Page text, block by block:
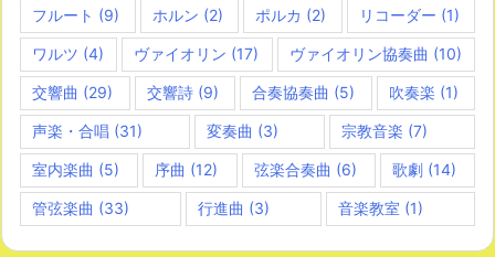
フルート (9) ホルン (2) ポルカ (2) リコーダー (1)
ワルツ (4) ヴァイオリン (17) ヴァイオリン協奏曲 (10)
交響曲 (29) 交響詩(9) 合奏協奏曲 (5) 吹奏楽 (1)
声楽・合唱 (31) 変奏曲 (3) 宗教音楽 (7)
室内楽曲 (5) 序曲 (12) 弦楽合奏曲 (6) 歌劇(14)
管弦楽曲 (33) 行進曲 (3) 音楽教室 (1)